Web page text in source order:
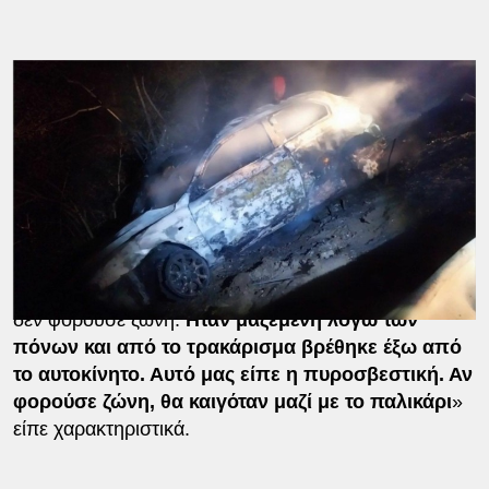
Ο κολικός της έσωσε τη ζωή
Οπως αποκάλυψε ο πατέρας της κοπέλας μιλώντας
στο Mega, ο απίστευτος λόγος που την έσωσε, ήταν
το ότι δεν φορούσε ζώνη εξαιτίας του κολικού!
«Μόνο κάτι γρατζουνιές έχει, αλλά είναι σε άθλια
ψυχολογική κατάσταση. Την πήγαινε στο νοσοκομείο
ο φίλος της γιατί έπαθε κολικό του εντέρου.
Πετάχτηκε έξω από το παράθυρο η κόρη μου γιατί
δεν φορούσε ζώνη.Ηταν μαζεμένη λόγω των
πόνων και από το τρακάρισμα βρέθηκε έξω από
το αυτοκίνητο. Αυτό μας είπε η πυροσβεστική. Αν
φορούσε ζώνη, θα καιγόταν μαζί με το παλικάρι»
είπε χαρακτηριστικά.